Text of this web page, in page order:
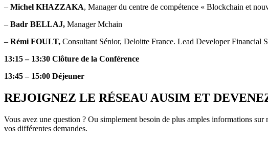
– Michel KHAZZAKA, Manager du centre de compétence « Blockchain et
– Badr BELLAJ, Manager Mchain
– Rémi FOULT, Consultant Sénior, Deloitte France. Lead Developer Financial
13:15 – 13:30 Clôture de la Conférence
13:45 – 15:00 Déjeuner
REJOIGNEZ LE RÉSEAU AUSIM ET
Vous avez une question ? Ou simplement besoin de plus amples informations
vos différentes demandes.